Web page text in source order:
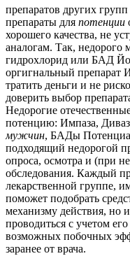
препаратов других
препараты для потенции
хорошего качества, не
аналогам. Так,
гидрохлорид или БАД
оргигнальный препарат
тратить деньги и не
доверить выбор
Недорогие
потенцию: Импаза,
мужчин, БАДы
подходящий недорогой
опроса, осмотра и (при
обследования. Каждый
лекарственной группе,
поможет подобрать
механизму действия, но
проводиться с учетом
возможных побочных
заранее от врача.